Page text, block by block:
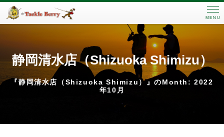
MENU
静岡清水店（Shizuoka Shimizu）
『静岡清水店（Shizuoka Shimizu）』のMonth: 2022
年10月